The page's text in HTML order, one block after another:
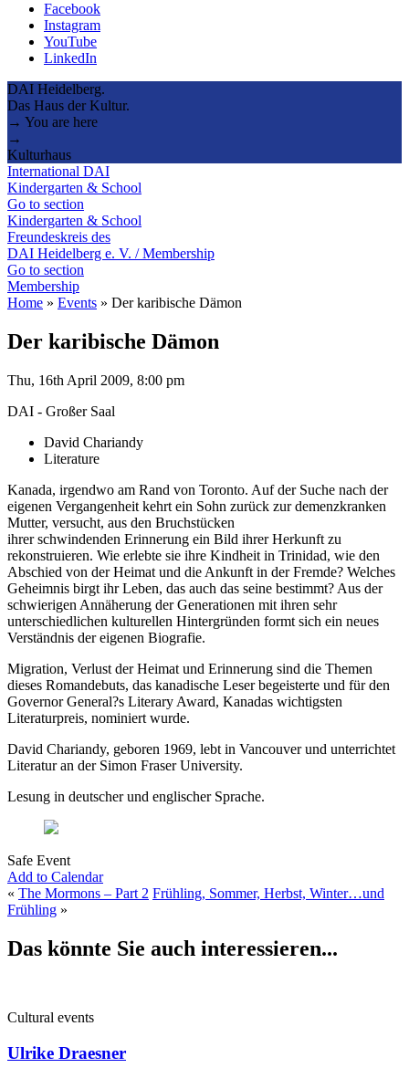
Facebook
Instagram
YouTube
LinkedIn
DAI Heidelberg.
Das Haus der Kultur.
→ You are here
→
Kulturhaus
International DAI
Kindergarten & School
Go to section
Kindergarten & School
Freundeskreis des
DAI Heidelberg e. V. / Membership
Go to section
Membership
Home » Events » Der karibische Dämon
Der karibische Dämon
Thu, 16th April 2009, 8:00 pm
DAI - Großer Saal
David Chariandy
Literature
Kanada, irgendwo am Rand von Toronto. Auf der Suche nach der
eigenen Vergangenheit kehrt ein Sohn zurück zur demenzkranken
Mutter, versucht, aus den Bruchstücken
ihrer schwindenden Erinnerung ein Bild ihrer Herkunft zu
rekonstruieren. Wie erlebte sie ihre Kindheit in Trinidad, wie den
Abschied von der Heimat und die Ankunft in der Fremde? Welches
Geheimnis birgt ihr Leben, das auch das seine bestimmt? Aus der
schwierigen Annäherung der Generationen mit ihren sehr
unterschiedlichen kulturellen Hintergründen formt sich ein neues
Verständnis der eigenen Biografie.
Migration, Verlust der Heimat und Erinnerung sind die Themen
dieses Romandebuts, das kanadische Leser begeisterte und für den
Governor General?s Literary Award, Kanadas wichtigsten
Literaturpreis, nominiert wurde.
David Chariandy, geboren 1969, lebt in Vancouver und unterrichtet
Literatur an der Simon Fraser University.
Lesung in deutscher und englischer Sprache.
Safe Event
Add to Calendar
« The Mormons – Part 2 Frühling, Sommer, Herbst, Winter…und
Frühling »
Das könnte Sie auch interessieren...
Cultural events
Ulrike Draesner